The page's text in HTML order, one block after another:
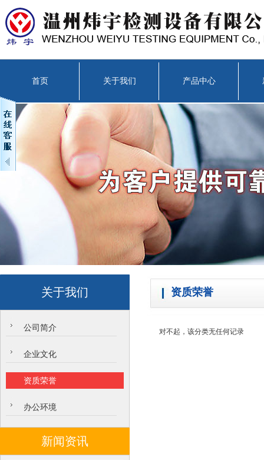
首页 关于我们 产品中心
关于我们
公司简介
企业文化
资质荣誉
办公环境
新闻资讯
资质荣誉
对不起，该分类无任何记录